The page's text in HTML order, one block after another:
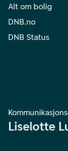
Alt om bolig
DNB.no
DNB Status
Liselotte